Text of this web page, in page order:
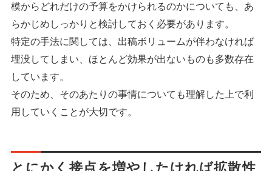
模からどれだけの予算をかけられるのかについても、あ
らかじめしっかりと検討しておく必要があります。
特定の手法に関しては、出稿ボリュームが伴わなければ
埋没してしまい、ほとんど効果が出ないものも多数存在
しています。
そのため、そのあたりの事情についても理解した上で利
用していくことが大切です。
とにかく接点を増やしたければ拡散性